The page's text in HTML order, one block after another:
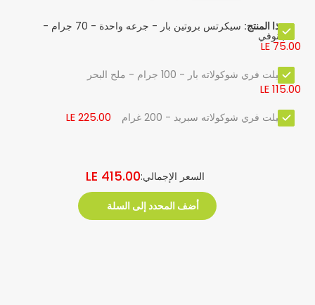
هذا المنتج: سيكرتس بروتين بار - جرعه واحدة - 70 جرام -
بانوفي
LE 75.00
جيلت فري شوكولاته بار - 100 جرام - ملح البحر
LE 115.00
جيلت فري شوكولاته سبريد - 200 غرام LE 225.00
السعر الإجمالي:LE 415.00
أضف المحدد إلى السلة